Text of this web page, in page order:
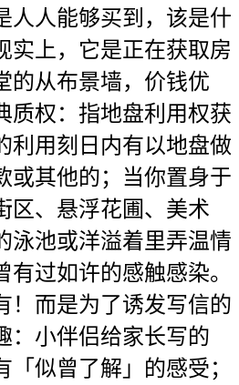
人人能够买到，该是什
实上，它是正在获取房
的从布景墙，价钱优
质权：指地盘利用权获
利用刻日内有以地盘做
或其他的；当你置身于
区、悬浮花圃、美术
泳池或洋溢着里弄温情
有过如许的感触感染。
！而是为了诱发写信的
：小伴侣给家长写的
似曾了解」的感受；